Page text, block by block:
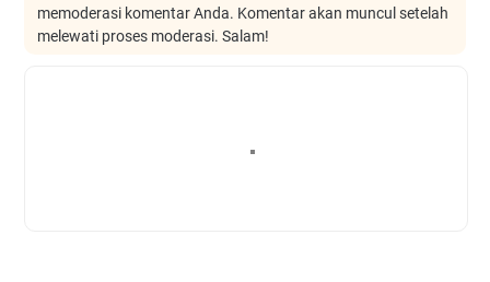
memoderasi komentar Anda. Komentar akan muncul setelah
melewati proses moderasi. Salam!